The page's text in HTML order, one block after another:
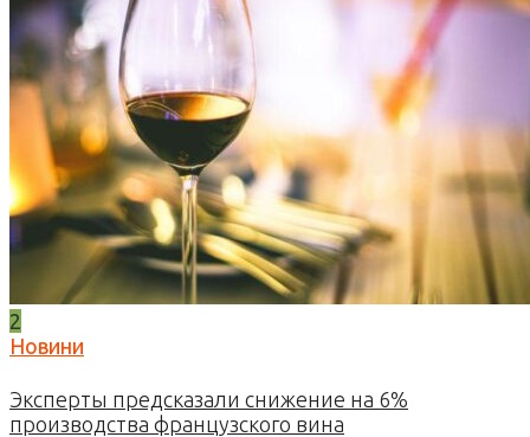
2
Новини
Эксперты предсказали снижение на 6%
производства французского вина